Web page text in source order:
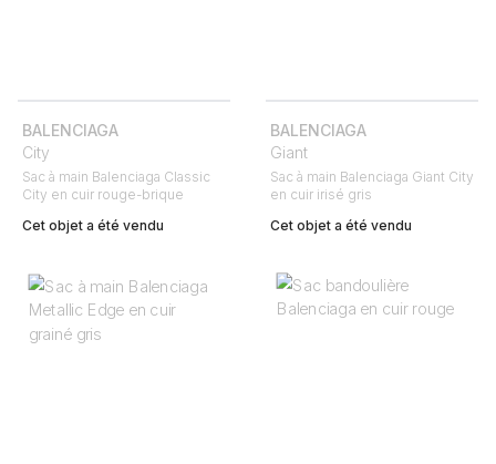
BALENCIAGA
City
Sac à main Balenciaga Classic
City en cuir rouge-brique
Cet objet a été vendu
BALENCIAGA
Giant
Sac à main Balenciaga Giant City
en cuir irisé gris
Cet objet a été vendu